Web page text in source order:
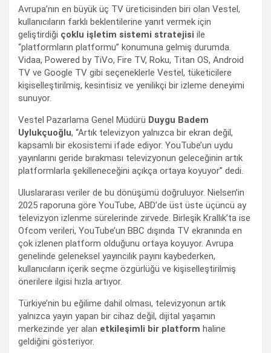
Avrupa’nın en büyük üç TV üreticisinden biri olan Vestel,
kullanıcıların farklı beklentilerine yanıt vermek için
geliştirdiği çoklu işletim sistemi stratejisi ile
“platformların platformu” konumuna gelmiş durumda.
Vidaa, Powered by TiVo, Fire TV, Roku, Titan OS, Android
TV ve Google TV gibi seçeneklerle Vestel, tüketicilere
kişiselleştirilmiş, kesintisiz ve yenilikçi bir izleme deneyimi
sunuyor.
Vestel Pazarlama Genel Müdürü Duygu Badem
Uylukçuoğlu, “Artık televizyon yalnızca bir ekran değil,
kapsamlı bir ekosistemi ifade ediyor. YouTube’un uydu
yayınlarını geride bırakması televizyonun geleceğinin artık
platformlarla şekilleneceğini açıkça ortaya koyuyor” dedi.
Uluslararası veriler de bu dönüşümü doğruluyor. Nielsen’in
2025 raporuna göre YouTube, ABD’de üst üste üçüncü ay
televizyon izlenme sürelerinde zirvede. Birleşik Krallık’ta ise
Ofcom verileri, YouTube’un BBC dışında TV ekranında en
çok izlenen platform olduğunu ortaya koyuyor. Avrupa
genelinde geleneksel yayıncılık payını kaybederken,
kullanıcıların içerik seçme özgürlüğü ve kişiselleştirilmiş
önerilere ilgisi hızla artıyor.
Türkiye’nin bu eğilime dahil olması, televizyonun artık
yalnızca yayın yapan bir cihaz değil, dijital yaşamın
merkezinde yer alan etkileşimli bir platform haline
geldiğini gösteriyor.